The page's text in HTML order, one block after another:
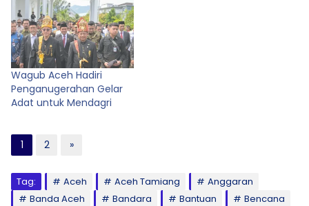
puasa bersama di
halaman Masjid Raya
Baiturrahman, Jumat
(6/3/2026). Kegiatan
yang digelar Pemerintah
Aceh tersebut juga
dihadiri Gubernur Aceh
Muzakir Manaf, Wakil
Fadhlullah, Kapolda Aceh
Marzuki Ali Basyah, Kajati
Aceh Yudi Triadi,…
Wagub Aceh Hadiri
Penganugerahan Gelar
Adat untuk Mendagri
1 2 »
Tag: Aceh Aceh Tamiang
Anggaran
Banda Aceh
Bandara Bantuan
Bencana